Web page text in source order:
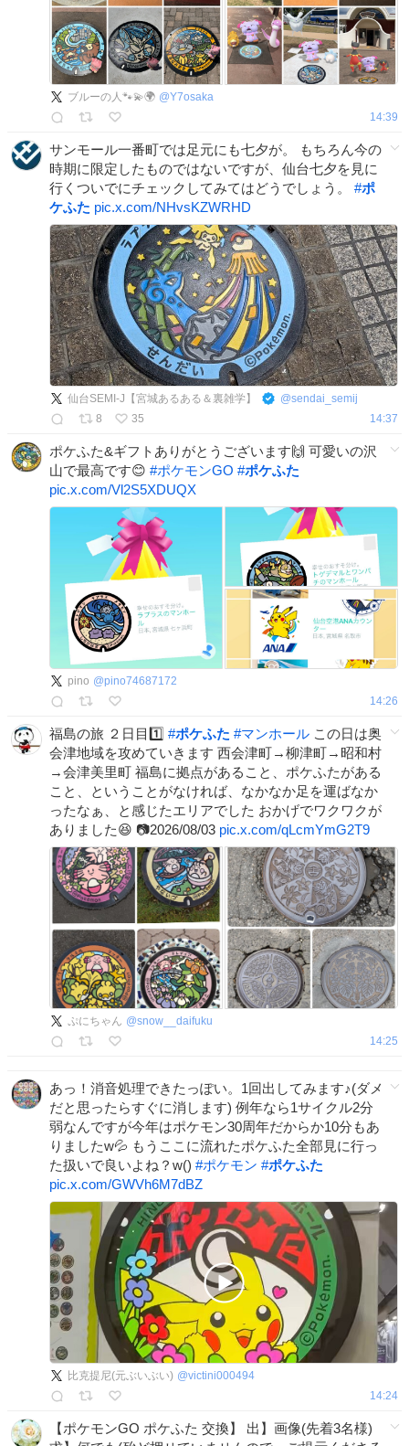
ブルーの人🐾💫🌍 @Y7osaka
14:39
サンモール一番町では足元にも七夕が。 もちろん今の
時期に限定したものではないですが、仙台七夕を見に
行くついでにチェックしてみてはどうでしょう。 #ポ
ケふた pic.x.com/NHvsKZWRHD
仙台SEMI-J【宮城あるある＆裏雑学】 @sendai_semij
8
35 14:37
ポケふた&ギフトありがとうございます🙌 可愛いの沢
山で最高です😊 #ポケモンGO #ポケふた
pic.x.com/Vl2S5XDUQX
pino @pino74687172
14:26
福島の旅 ２日目1️⃣ #ポケふた #マンホール この日は奥
会津地域を攻めていきます 西会津町→柳津町→昭和村
→会津美里町 福島に拠点があること、ポケふたがある
こと、ということがなければ、なかなか足を運ばなか
ったなぁ、と感じたエリアでした おかげでワクワクが
ありました😆 📷️2026/08/03 pic.x.com/qLcmYmG2T9
ぷにちゃん @snow__daifuku
14:25
あっ！消音処理できたっぽい。1回出してみます♪(ダメ
だと思ったらすぐに消します) 例年なら1サイクル2分
弱なんですが今年はポケモン30周年だからか10分もあ
りましたw💦 もうここに流れたポケふた全部見に行っ
た扱いで良いよね？w() #ポケモン #ポケふた
pic.x.com/GWVh6M7dBZ
比克提尼(元ぶいぶい) @victini000494
14:24
【ポケモンGO ポケふた 交換】 出】画像(先着3名様)